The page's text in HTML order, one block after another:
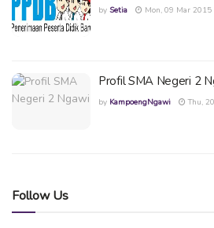
by Setia Mon, 09 Mar 2015
Profil SMA Negeri 2
by KampoengNgawi Thu,
Follow Us